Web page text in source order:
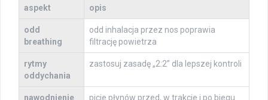
aspekt opis
odd
breathing
odd inhalacja przez nos poprawia
filtrację powietrza
rytmy
oddychania
zastosuj zasadę „2:2” dla lepszej kontroli
nawodnienie picie płynów przed, w trakcie i po biegu